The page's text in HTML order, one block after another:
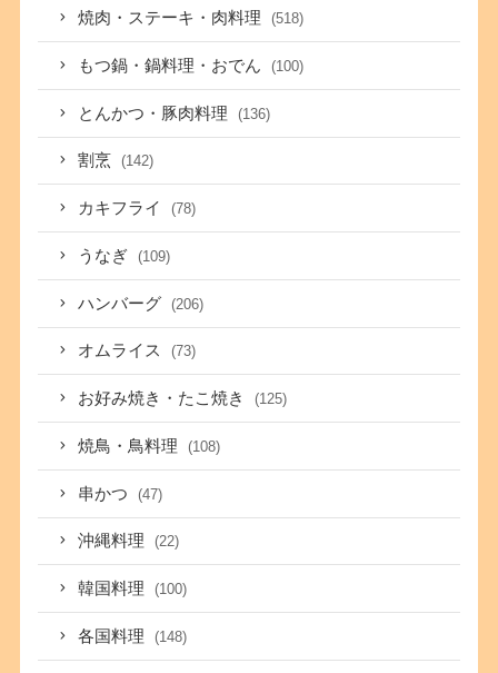
焼肉・ステーキ・肉料理 (518)
もつ鍋・鍋料理・おでん (100)
とんかつ・豚肉料理 (136)
割烹 (142)
カキフライ (78)
うなぎ (109)
ハンバーグ (206)
オムライス (73)
お好み焼き・たこ焼き (125)
焼鳥・鳥料理 (108)
串かつ (47)
沖縄料理 (22)
韓国料理 (100)
各国料理 (148)